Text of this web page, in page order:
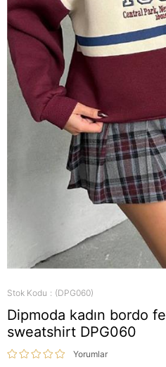
Stok Kodu (DPG060)
Dipmoda kadın bordo
sweatshirt DPG060
Yorumlar